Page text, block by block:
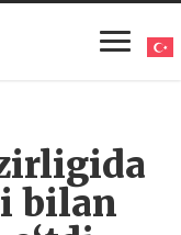
bilan